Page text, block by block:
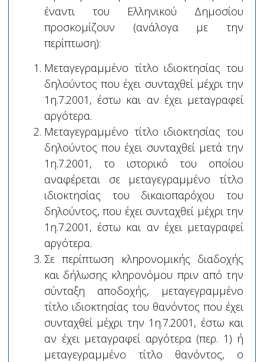
έναντι του Ελληνικού Δημοσίου
προσκομίζουν (ανάλογα με την
περίπτωση):
Μεταγεγραμμένο τίτλο ιδιοκτησίας του
δηλούντος που έχει συνταχθεί μέχρι την
1η.7.2001, έστω και αν έχει μεταγραφεί
αργότερα.
Μεταγεγραμμένο τίτλο ιδιοκτησίας του
δηλούντος που έχει συνταχθεί μετά την
1η.7.2001, το ιστορικό του οποίου
αναφέρεται σε μεταγεγραμμένο τίτλο
ιδιοκτησίας του δικαιοπαρόχου του
δηλούντος, που έχει συνταχθεί μέχρι την
1η.7.2001, έστω και αν έχει μεταγραφεί
αργότερα.
Σε περίπτωση κληρονομικής διαδοχής
και δήλωσης κληρονόμου πριν από την
σύνταξη αποδοχής, μεταγεγραμμένο
τίτλο ιδιοκτησίας του θανόντος που έχει
συνταχθεί μέχρι την 1η.7.2001, έστω και
αν έχει μεταγραφεί αργότερα (περ. 1) ή
μεταγεγραμμένο τίτλο θανόντος, ο